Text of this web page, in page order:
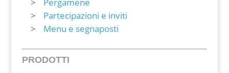
Partecipazioni e inviti
Menu e segnaposti
PRODOTTI